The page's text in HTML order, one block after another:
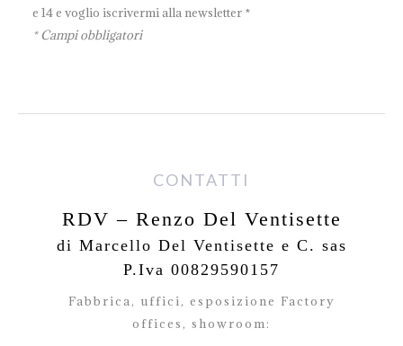
e 14 e voglio iscrivermi alla newsletter *
* Campi obbligatori
CONTATTI
RDV – Renzo Del Ventisette
di Marcello Del Ventisette e C. sas
P.Iva 00829590157
Fabbrica, uffici, esposizione Factory
offices, showroom: